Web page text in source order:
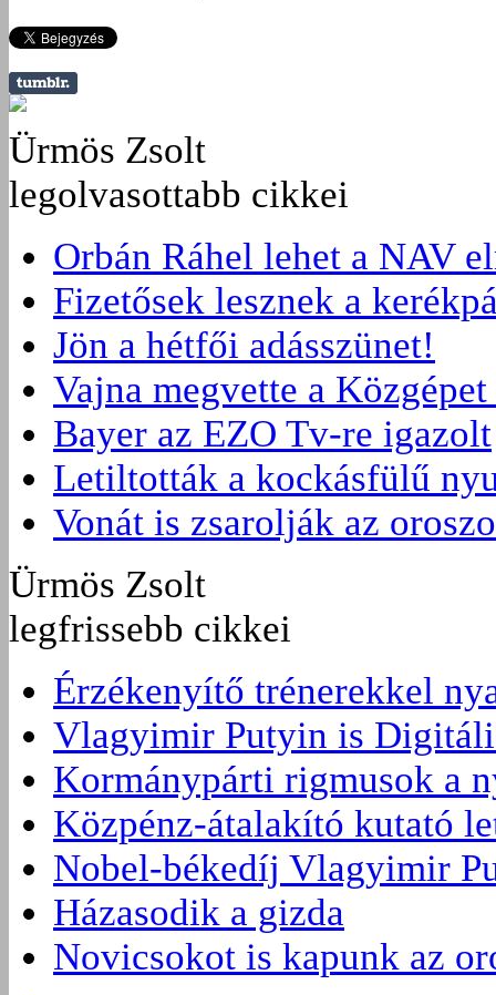
Ürmös Zsolt
legolvasottabb cikkei
Orbán Ráhel lehet a NAV
Fizetősek lesznek a
Jön a hétfői adásszünet!
Vajna megvette a
Bayer az EZO Tv-re igazolt
Letiltották a kockásfülű
Vonát is zsarolják az
Ürmös Zsolt
legfrissebb cikkei
Érzékenyítő trénerekkel
Vlagyimir Putyin is
Kormánypárti rigmusok a
Közpénz-átalakító kutató
Nobel-békedíj Vlagyimir
Házasodik a gizda
Novicsokot is kapunk az